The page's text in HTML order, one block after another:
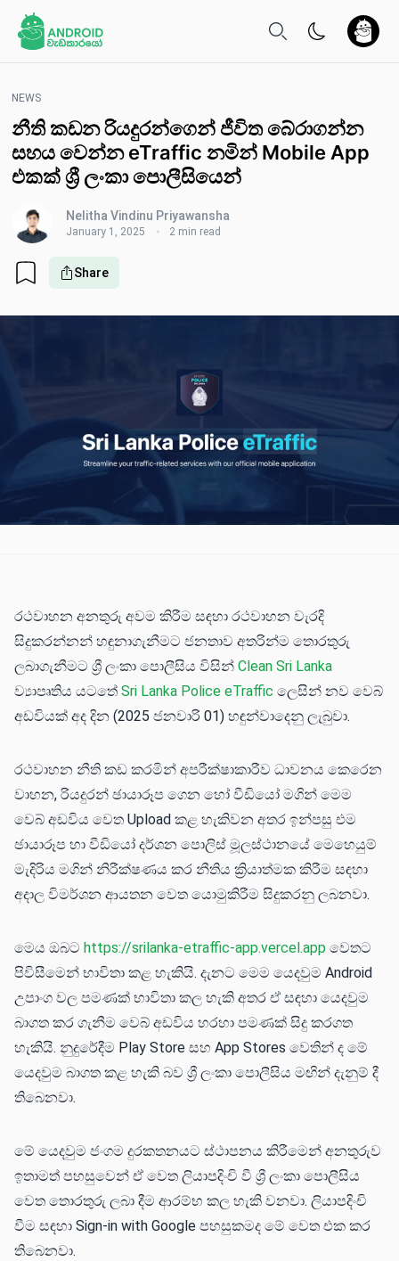
NEWS
නීති කඩන රියදුරන්ගෙන් ජීවිත බේරාගන්න
සහය වෙන්න eTraffic නමින් Mobile App
එකක් ශ්‍රී ලංකා පොලීසියෙ​න්
Nelitha Vindinu Priyawansha
January 1, 2025 2 min read
Share
රථවාහන අනතුරු අවම කිරීම සඳහා රථවාහන වැරදි
සිදුකරන්නන් හඳුනාගැනීමට ජනතාව අතරින්ම තොරතුරු
ලබාගැනීමට ශ්‍රී ලංකා පොලීසිය විසින් Clean Sri Lanka
ව්‍යාපෘතිය යටතේ Sri Lanka Police eTraffic ලෙසින් නව වෙබ්
අඩවියක් අද දින (2025 ජනවාරි 01) හඳුන්වාදෙනු ලැබුවා.
රථවාහන නීති කඩ කරමින් අපරීක්ෂාකාරීව ධාවනය කෙරෙන
වාහන, රියදුරන් ඡායාරූප ගෙන හෝ වීඩියෝ මගින් මෙම
වෙබ් අඩවිය වෙත Upload කළ හැකිවන අතර ඉන්පසු එම
ඡායාරූප හා වීඩියෝ දර්ශන පොලිස් මූලස්ථානයේ මෙහෙයුම්
මැදිරිය මගින් නිරීක්ෂණය කර නීතිය ක්‍රියාත්මක කිරීම සඳහා
අදාල විමර්ශන ආයතන වෙත යොමුකිරීම සිදුකරනු ලබනවා.
මෙය ඔබට https://srilanka-etraffic-app.vercel.app වෙතට
පිවිසීමෙන් භාවිතා කළ හැකියි. දැනට මෙම යෙදවුම Android
උපාංග වල පමණක් භාවිතා කල හැකි අතර ඒ සඳහා යෙදවුම
බාගත කර ගැනීම වෙබ් අඩවිය හරහා පමණක් සිදු කරගත
හැකියි. නුදුරේදීම Play Store සහ App Stores වෙතින් ද මේ
යෙදවු​ම බාගත කළ හැකි බව ශ්‍රී ලංකා පොලීසිය මඟින් දැනුම් දී
තිබෙනවා.
මේ යෙදවුම ජංගම දුරකතනයට ස්ථාපනය කිරීමෙන් අනතුරුව
ඉතාමත් පහසුවෙන් ඒ වෙත ලියාපදිංචි වී ශ්‍රී ලංකා පොලීසිය
වෙත තොරතුරු ලබා දීම ආරම්භ කල හැකි වනවා. ලියාපදිංචි
වීම සඳහා Sign-in with Google පහසුකමද මේ වෙත එක කර
තිබෙනවා.